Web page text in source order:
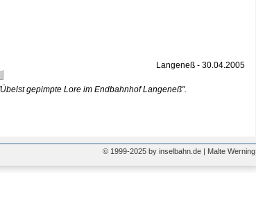
Langeneß - 30.04.2005
gepimpte Lore im Endbahnhof Langeneß".
© 1999-2025 by inselbahn.de | Malte Werning